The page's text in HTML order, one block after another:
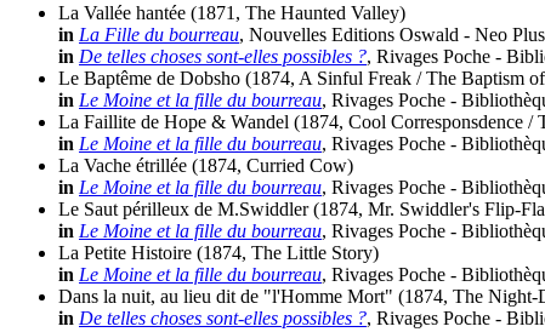
La Vallée hantée (1871, The Haunted Valley)
in La Fille du bourreau, Nouvelles Editions Oswald - Neo
in De telles choses sont-elles possibles ?, Rivages Poche -
Le Baptême de Dobsho (1874, A Sinful Freak / The Baptism
in Le Moine et la fille du bourreau, Rivages Poche -
La Faillite de Hope & Wandel (1874, Cool Corresponsdence /
in Le Moine et la fille du bourreau, Rivages Poche -
La Vache étrillée (1874, Curried Cow)
in Le Moine et la fille du bourreau, Rivages Poche -
Le Saut périlleux de M.Swiddler (1874, Mr. Swiddler's Flip-
in Le Moine et la fille du bourreau, Rivages Poche -
La Petite Histoire (1874, The Little Story)
in Le Moine et la fille du bourreau, Rivages Poche -
Dans la nuit, au lieu dit de "l'Homme Mort" (1874, The Night-
in De telles choses sont-elles possibles ?, Rivages Poche -